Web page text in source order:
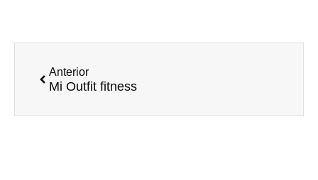
Anterior
Mi Outfit fitness